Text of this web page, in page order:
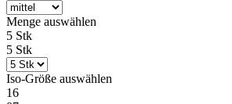
Menge auswählen
5 Stk
5 Stk
Iso-Größe auswählen
16